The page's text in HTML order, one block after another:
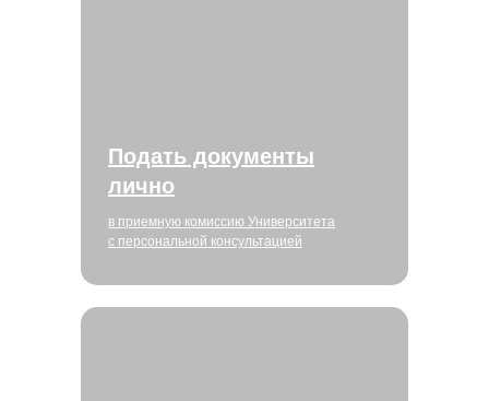
Подать документы
лично
в приемную комиссию Университета
с персональной консультацией